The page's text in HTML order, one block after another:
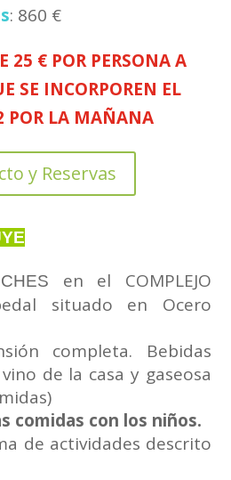
: 860 €
25 € POR PERSONA A
SE INCORPOREN EL
POR LA MAÑANA
y Reservas
en el COMPLEJO
situado en Ocero
completa. Bebidas
de la casa y gaseosa
comidas con los niños.
de actividades descrito